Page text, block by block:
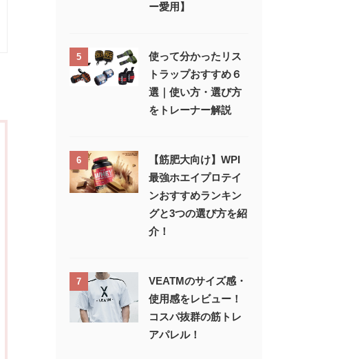
ー愛用】
5
使って分かったリス
トラップおすすめ６
選｜使い方・選び方
をトレーナー解説
6
【筋肥大向け】WPI
最強ホエイプロテイ
ンおすすめランキン
グと3つの選び方を紹
介！
7
VEATMのサイズ感・
使用感をレビュー！
コスパ抜群の筋トレ
アパレル！